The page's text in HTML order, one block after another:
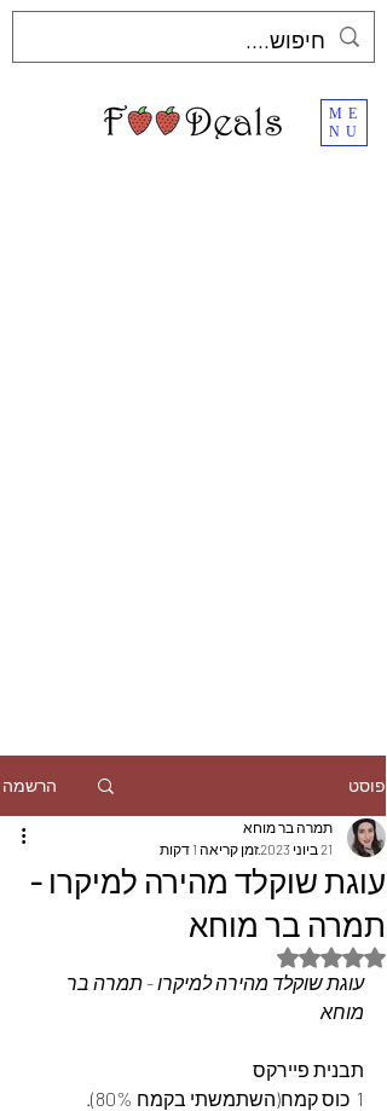
ME
NU
פוסט הרשמה
עוגת שוקלד מהירה למיקרו -
תמרה בר מוחא
תמרה בר מוחא
21 ביוני 2023
זמן קריאה 1 דקות
דירוג של NaN מתוך 5 כוכבים
עוגת שוקלד מהירה למיקרו - תמרה בר
מוחא
תבנית פיירקס
1  כוס קמח(השתמשתי בקמח 80%).